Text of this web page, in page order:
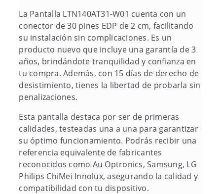
La Pantalla LTN140AT31-W01 cuenta con un
conector de 30 pines EDP de 2 cm, facilitando
su instalación sin complicaciones. Es un
producto nuevo que incluye una garantía de 3
años, brindándote tranquilidad y confianza en
tu compra. Además, con 15 días de derecho de
desistimiento, tienes la libertad de probarla sin
penalizaciones.
Esta pantalla destaca por ser de primeras
calidades, testeadas una a una para garantizar
su óptimo funcionamiento. Podrás recibir una
referencia equivalente de fabricantes
reconocidos como Au Optronics, Samsung, LG
Philips ChiMei Innolux, asegurando la calidad y
compatibilidad con tu dispositivo.